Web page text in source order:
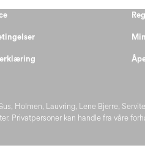
Holmen, Lauvring, Lene Bjerre,
Privatpersoner kan handle fra våre